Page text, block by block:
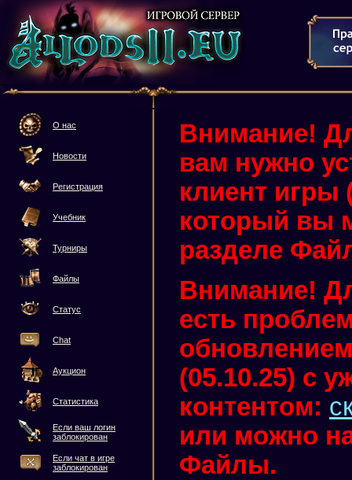
О нас
Новости
Регистрация
Учебник
Турниры
Файлы
Статус
Chat
Аукцион
Статистика
Если ваш логин
заблокирован
Если чат в игре
заблокирован
Внимание!
вам нужно
клиент игры
который вы
разделе
Внимание!
есть
(05.10.25) с
контентом:
или можно
Файлы.